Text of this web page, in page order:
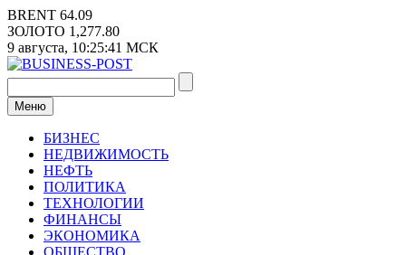
Перейти
к
содержимому
BRENT 64.09
ЗОЛОТО 1,277.80
9 августа, 10:25:41 МСК
Меню
БИЗНЕС
НЕДВИЖИМОСТЬ
НЕФТЬ
ПОЛИТИКА
ТЕХНОЛОГИИ
ФИНАНСЫ
ЭКОНОМИКА
ОБЩЕСТВО